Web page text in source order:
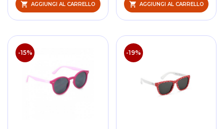
AGGIUNGI AL CARRELLO AGGIUNGI AL CARRELLO
-15% -19%